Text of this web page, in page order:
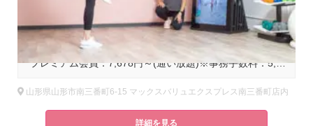
基本コース料金
プレミアム会員：7,678円～(通い放題)※事務手数料：5,500円(税込)＋カード発行手数料：3,300円(税込)
山形県山形市南三番町6-15 マックスバリュエクスプレス南三番町店内
詳細を見る